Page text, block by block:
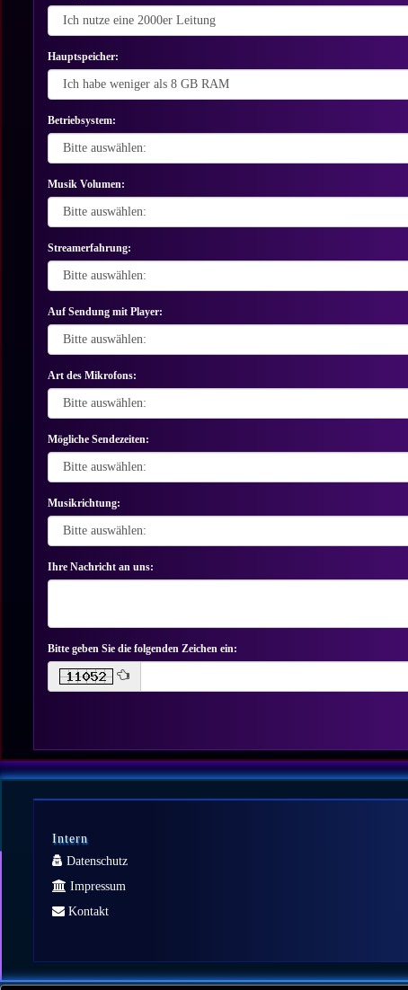
Hauptspeicher:
Betriebsystem:
Musik Volumen:
Streamerfahrung:
Auf Sendung mit Player:
Art des Mikrofons:
Mögliche Sendezeiten:
Musikrichtung:
Ihre Nachricht an uns:
Bitte geben Sie die folgenden Zeichen ein:
Intern
Datenschutz
Impressum
Kontakt